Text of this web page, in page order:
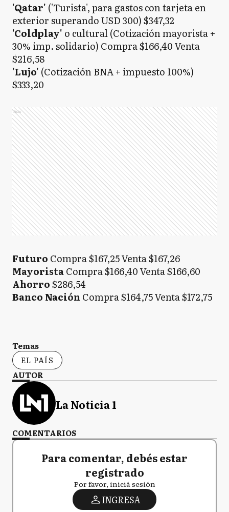
'Qatar' ('Turista', para gastos con tarjeta en
exterior superando USD 300) $347,32
'Coldplay' o cultural(Cotización mayorista +
30% imp. solidario) Compra $166,40 Venta
$216,58
'Lujo' (Cotización BNA + impuesto 100%)
$333,20
Ads
Futuro Compra $167,25 Venta $167,26
MayoristaCompra $166,40 Venta $166,60
Ahorro$286,54
Banco Nación Compra $164,75 Venta $172,75
Temas
EL PAÍS
AUTOR
La Noticia 1
COMENTARIOS
Para comentar, debés estar
registrado
Por favor, iniciá sesión
INGRESA